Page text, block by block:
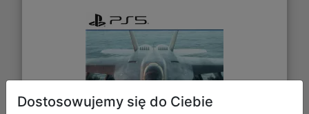
Dostosowujemy się do Ciebie